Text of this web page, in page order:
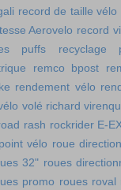
record de taille vélo
Aerovelo record
puffs
recyclage
remco bpost
rendement vélo
volé richard
rash rockrider E-
vélo roue
32" roues
promo roues roval